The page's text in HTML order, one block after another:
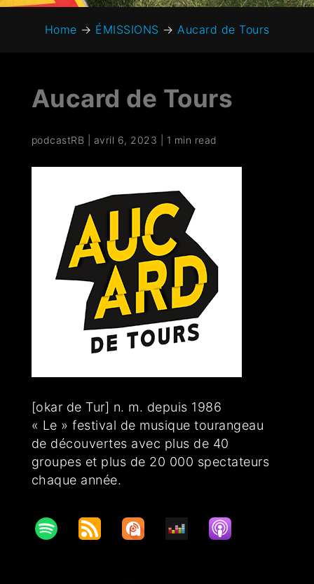
Home → ÉMISSIONS → Aucard de Tours
Aucard de Tours
podcastRB avril 6, 2023 1 min read
[okar de Tur] n. m. depuis 1986
« Le » festival de musique tourangeau
de découvertes avec plus de 40
groupes et plus de 20 000 spectateurs
chaque année.